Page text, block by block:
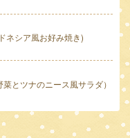
ネシア風お好み焼き)
とツナのニース風サラダ）